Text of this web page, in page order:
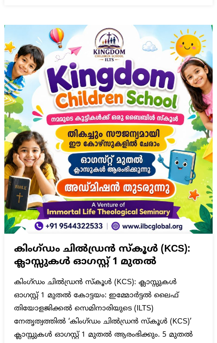
കിംഗ്ഡം ചിൽഡ്രൻ സ്കൂൾ (KCS):
ക്ലാസ്സുകൾ ഓഗസ്റ്റ് 1 മുതൽ
കിംഗ്ഡം ചിൽഡ്രൻ സ്കൂൾ (KCS): ക്ലാസ്സുകൾ
ഓഗസ്റ്റ് 1 മുതൽ കോട്ടയം: ഇമ്മോർട്ടൽ ലൈഫ്
തിയോളജിക്കൽ സെമിനാരിയുടെ (ILTS)
നേതൃത്വത്തിൽ ‘കിംഗ്ഡം ചിൽഡ്രൻ സ്കൂൾ (KCS)’
ക്ലാസ്സുകൾ ഓഗസ്റ്റ് 1 മുതൽ ആരംഭിക്കും. 5 മുതൽ